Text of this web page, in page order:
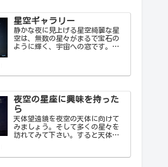
星空ギャラリー
静かな夜に見上げる星空綺麗な星
空は、無数の星々がまるで宝石の
ように輝く、宇宙への窓です。静
感…
夜空の星座に興味を持った
ら
天体望遠鏡を夜空の天体に向けて
みましょう。そして多くの星々を
訪れてみて下さい。すると天体望
色々なメッセージをあなたに伝え